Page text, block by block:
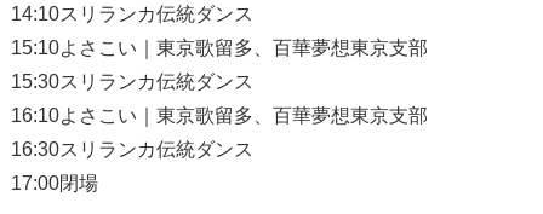
14:10スリランカ伝統ダンス
15:10よさこい｜東京歌留多、百華夢想東京支部
15:30スリランカ伝統ダンス
16:10よさこい｜東京歌留多、百華夢想東京支部
16:30スリランカ伝統ダンス
17:00閉場